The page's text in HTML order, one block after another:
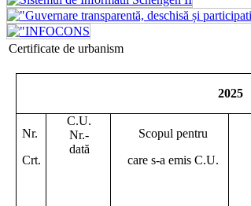
Certificate de urbanism
2025
Nr.
Crt.
C.U.
Nr.-
dată
Scopul pentru
care s-a emis C.U.